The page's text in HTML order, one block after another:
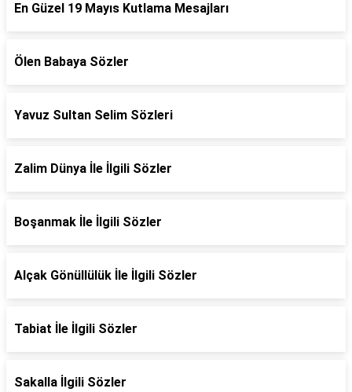
En Güzel 19 Mayıs Kutlama Mesajları
Ölen Babaya Sözler
Yavuz Sultan Selim Sözleri
Zalim Dünya İle İlgili Sözler
Boşanmak İle İlgili Sözler
Alçak Gönüllülük İle İlgili Sözler
Tabiat İle İlgili Sözler
Sakalla İlgili Sözler